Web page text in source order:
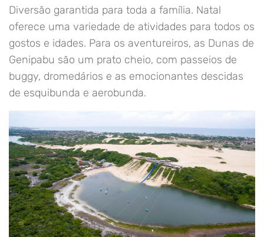
Diversão garantida para toda a família. Natal
oferece uma variedade de atividades para todos os
gostos e idades. Para os aventureiros, as Dunas de
Genipabu são um prato cheio, com passeios de
buggy, dromedários e as emocionantes descidas
de esquibunda e aerobunda.